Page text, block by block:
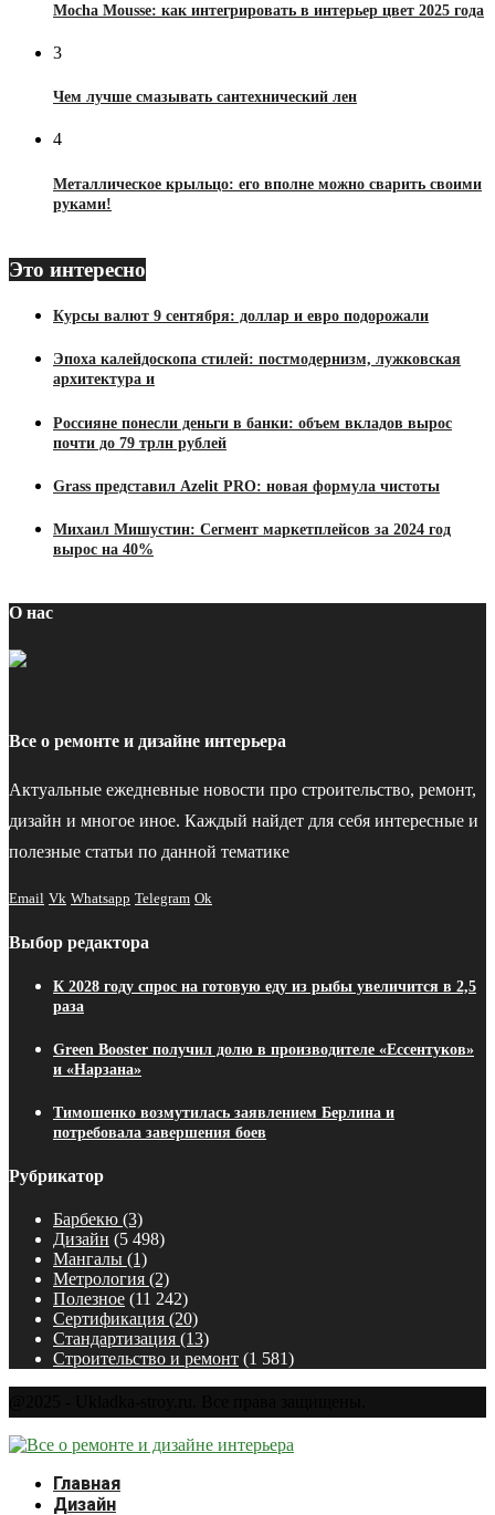
Mocha Mousse: как интегрировать в интерьер цвет 2025 года
3
Чем лучше смазывать сантехнический лен
4
Металлическое крыльцо: его вполне можно сварить своими
руками!
Это интересно
Курсы валют 9 сентября: доллар и евро подорожали
Эпоха калейдоскопа стилей: постмодернизм, лужковская
архитектура и
Россияне понесли деньги в банки: объем вкладов вырос
почти до 79 трлн рублей
Grass представил Azelit PRO: новая формула чистоты
Михаил Мишустин: Сегмент маркетплейсов за 2024 год
вырос на 40%
О нас
Все о ремонте и дизайне интерьера
Актуальные ежедневные новости про строительство, ремонт,
дизайн и многое иное. Каждый найдет для себя интересные и
полезные статьи по данной тематике
Email Vk Whatsapp Telegram Ok
Выбор редактора
К 2028 году спрос на готовую еду из рыбы увеличится в 2,5
раза
Green Booster получил долю в производителе «Ессентуков»
и «Нарзана»
Тимошенко возмутилась заявлением Берлина и
потребовала завершения боев
Рубрикатор
Барбекю (3)
Дизайн (5 498)
Мангалы (1)
Метрология (2)
Полезное (11 242)
Сертификация (20)
Стандартизация (13)
Строительство и ремонт (1 581)
Главная
Дизайн